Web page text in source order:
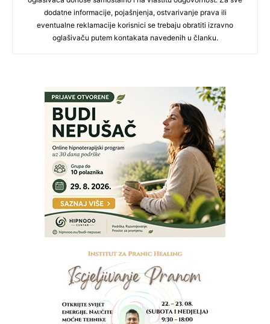
dodatne informacije, pojašnjenja, ostvarivanje prava ili
eventualne reklamacije korisnici se trebaju obratiti izravno
oglašivaču putem kontakata navedenih u članku.